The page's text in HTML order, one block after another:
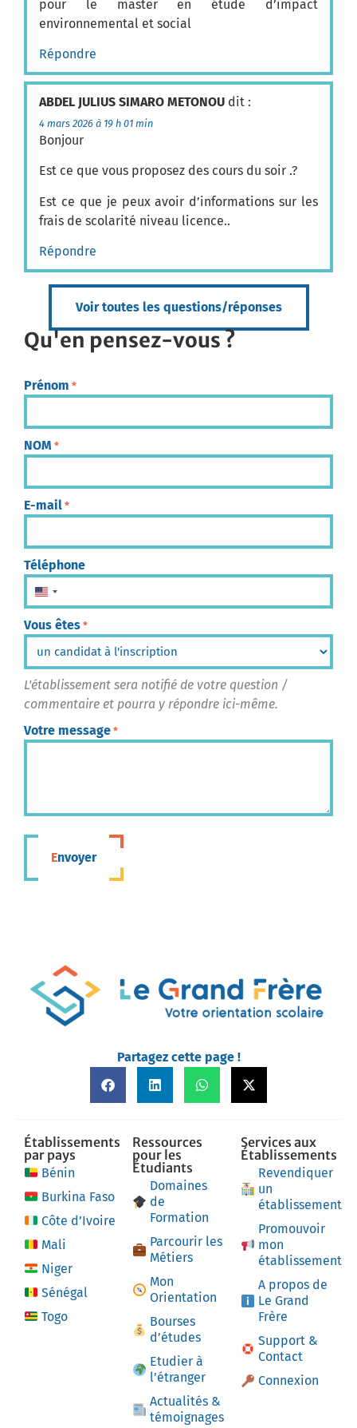
pour le master en étude d’impact
environnemental et social
Répondre
ABDEL JULIUS SIMARO METONOU dit :
4 mars 2026 à 19 h 01 min
Bonjour
Est ce que vous proposez des cours du soir .?
Est ce que je peux avoir d’informations sur les
frais de scolarité niveau licence..
Répondre
Voir toutes les questions/réponses
Qu'en pensez-vous ?
Prénom *
NOM *
E-mail *
Téléphone
États-Unis +1
Vous êtes *
L'établissement sera notifié de votre question /
commentaire et pourra y répondre ici-même.
Votre message *
Envoyer
Partagez cette page !
Établissements
par pays
Bénin
Burkina Faso
Côte d’Ivoire
Mali
Niger
Sénégal
Togo
Ressources
pour les
Étudiants
Domaines
de
Formation
Parcourir les
Métiers
Mon
Orientation
Bourses
d’études
Etudier à
l’étranger
Actualités &
témoignages
Services aux
Établissements
Revendiquer
un
établissement
Promouvoir
mon
établissement
A propos de
Le Grand
Frère
Support &
Contact
Connexion